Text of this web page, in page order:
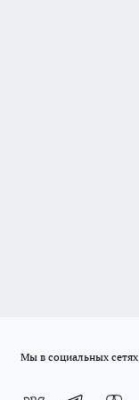
Мы в социальных сетях